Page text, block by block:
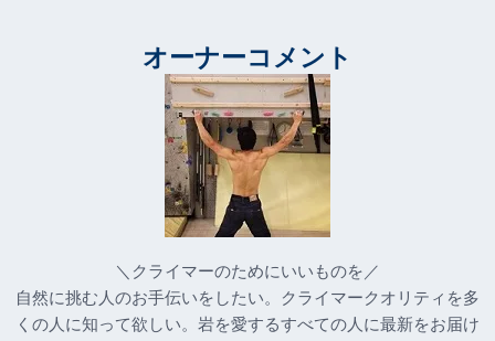
オーナーコメント
＼クライマーのためにいいものを／
自然に挑む人のお手伝いをしたい。クライマークオリティを多
くの人に知って欲しい。岩を愛するすべての人に最新をお届け